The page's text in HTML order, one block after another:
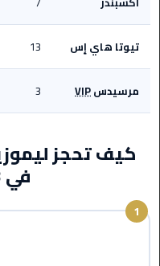
من
القاهرة
الى
مطار
برج
ليموزين
من
برج
العرب
تيوتا هاي إس 13
مرسيدسVIP
3
كيف تحجز
في 3 خطوات
1